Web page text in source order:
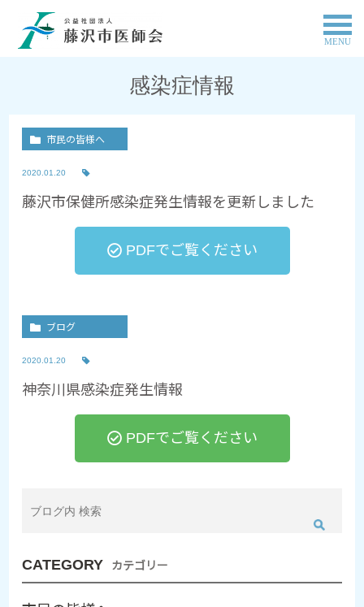
MENU
感染症情報
市民の皆様へ
2020.01.20
藤沢市保健所感染症発生情報を更新しました
PDFでご覧ください
ブログ
2020.01.20
神奈川県感染症発生情報
PDFでご覧ください
CATEGORY カテゴリー